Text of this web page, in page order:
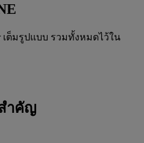
เต็มรูปแบบ รวมทั้งหมดไว้ใน
ำคัญ